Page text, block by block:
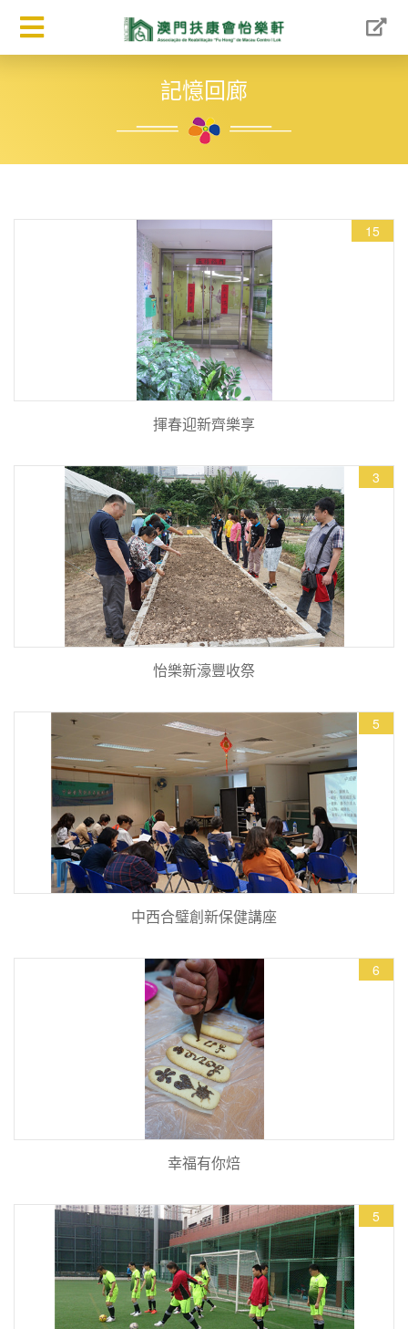
記憶回廊
15
揮春迎新齊樂享
3
怡樂新濠豐收祭
5
中西合璧創新保健講座
6
幸福有你焙
5